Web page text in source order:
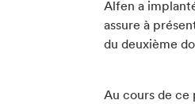
Alfen a
assure à
du deuxième
Au cours de ce